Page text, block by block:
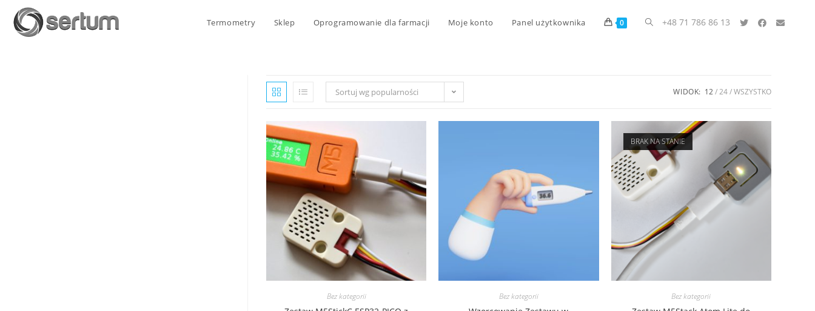
+48 71 786 86 13
Termometry Sklep Oprogramowanie dla farmacji Moje konto Panel użytkownika 0
Sortuj wg popularności WIDOK: 12 24 WSZYSTKO
Bez kategorii Bez kategorii
BRAK NA STANIE
Bez kategorii